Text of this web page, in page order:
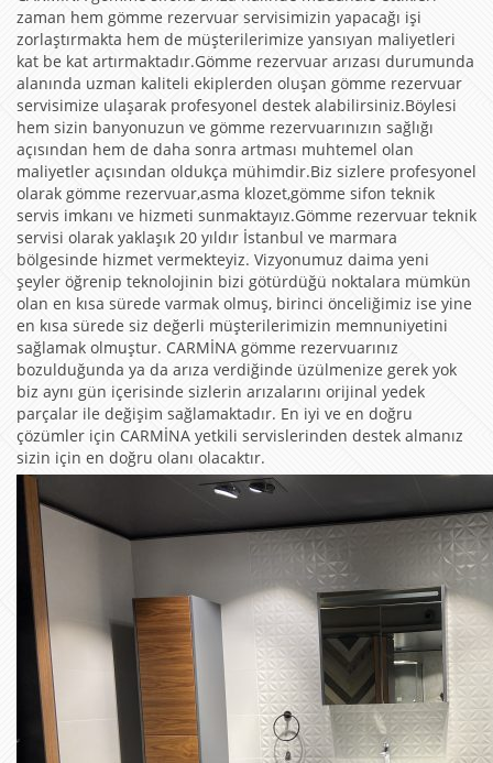
zaman hem gömme rezervuar servisimizin yapacağı işi
zorlaştırmakta hem de müşterilerimize yansıyan maliyetleri
kat be kat artırmaktadır.Gömme rezervuar arızası durumunda
alanında uzman kaliteli ekiplerden oluşan gömme rezervuar
servisimize ulaşarak profesyonel destek alabilirsiniz.Böylesi
hem sizin banyonuzun ve gömme rezervuarınızın sağlığı
açısından hem de daha sonra artması muhtemel olan
maliyetler açısından oldukça mühimdir.Biz sizlere profesyonel
olarak gömme rezervuar,asma klozet,gömme sifon teknik
servis imkanı ve hizmeti sunmaktayız.Gömme rezervuar teknik
servisi olarak yaklaşık 20 yıldır İstanbul ve marmara
bölgesinde hizmet vermekteyiz. Vizyonumuz daima yeni
şeyler öğrenip teknolojinin bizi götürdüğü noktalara mümkün
olan en kısa sürede varmak olmuş, birinci önceliğimiz ise yine
en kısa sürede siz değerli müşterilerimizin memnuniyetini
sağlamak olmuştur. CARMİNA gömme rezervuarınız
bozulduğunda ya da arıza verdiğinde üzülmenize gerek yok
biz aynı gün içerisinde sizlerin arızalarını orijinal yedek
parçalar ile değişim sağlamaktadır. En iyi ve en doğru
çözümler için CARMİNA yetkili servislerinden destek almanız
sizin için en doğru olanı olacaktır.